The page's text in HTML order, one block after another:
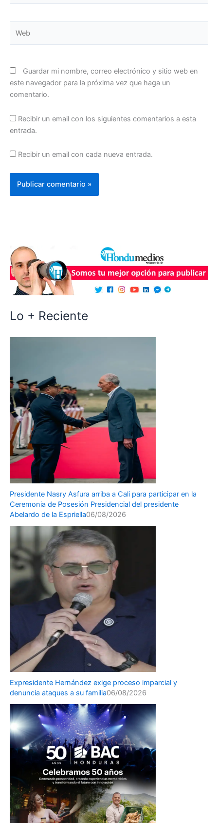
Guardar mi nombre, correo electrónico y sitio web en
este navegador para la próxima vez que haga un
comentario.
Recibir un email con los siguientes comentarios a esta
entrada.
Recibir un email con cada nueva entrada.
Lo + Reciente
Presidente Nasry Asfura arriba a Cali para participar en la
Ceremonia de Posesión Presidencial del presidente
Abelardo de la Espriella06/08/2026
Expresidente Hernández exige proceso imparcial y
denuncia ataques a su familia06/08/2026